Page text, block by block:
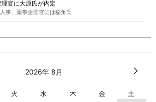
官に大原氏が内定
事、薬事企画官には稲角氏
2026年 8月
火 水 木 金 土